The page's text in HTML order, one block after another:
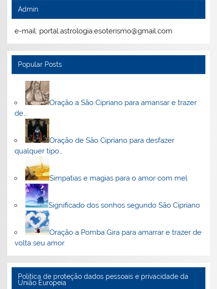
Admin
e-mail: portal.astrologia.esoterismo@gmail.com
Popular Posts
Oração a São Cipriano para amansar e trazer
de…
Oração de São Cipriano para desfazer
qualquer tipo…
Simpatias e magias para o amor com mel
Significado dos sonhos segundo São Cipriano
Oração a Pomba Gira para amarrar e trazer de
volta seu amor
Politica de proteção dados pessoais e privacidade da
União Europeia